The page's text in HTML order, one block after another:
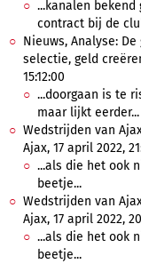
...kanalen
contract bij de
Nieuws, Analyse:
selectie, geld
15:12:00
...doorgaan is te
maar lijkt eerder...
Wedstrijden van
Ajax, 17 april 2022,
...als die het ook
beetje...
Wedstrijden van
Ajax, 17 april 2022,
...als die het ook
beetje...